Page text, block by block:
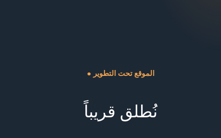
● الموقع تحت التطوير
نُطلق قريباً